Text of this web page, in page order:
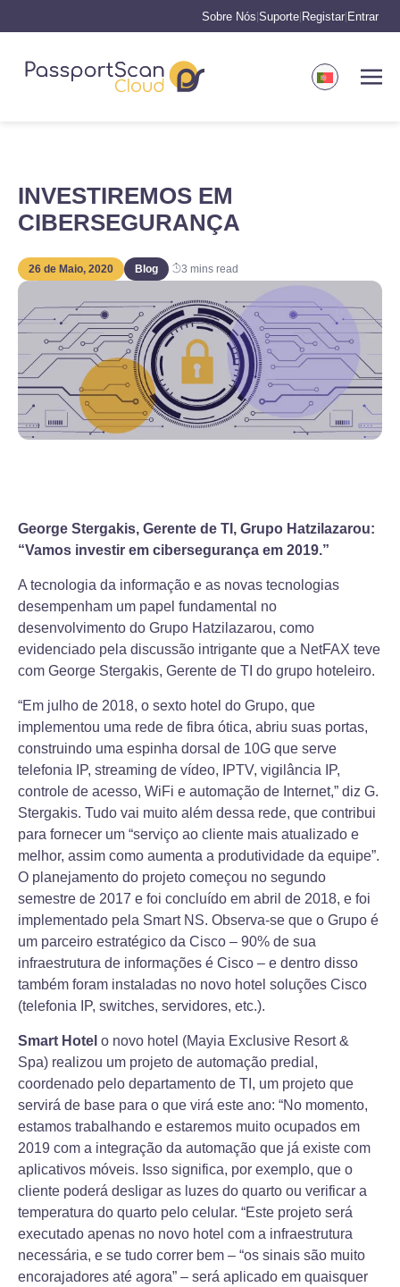
Sobre Nós Suporte Registar Entrar
INVESTIREMOS EM
CIBERSEGURANÇA
26 de Maio, 2020 Blog 3 mins read
George Stergakis, Gerente de TI, Grupo Hatzilazarou:
“Vamos investir em cibersegurança em 2019.”
A tecnologia da informação e as novas tecnologias
desempenham um papel fundamental no
desenvolvimento do Grupo Hatzilazarou, como
evidenciado pela discussão intrigante que a NetFAX teve
com George Stergakis, Gerente de TI do grupo hoteleiro.
“Em julho de 2018, o sexto hotel do Grupo, que
implementou uma rede de fibra ótica, abriu suas portas,
construindo uma espinha dorsal de 10G que serve
telefonia IP, streaming de vídeo, IPTV, vigilância IP,
controle de acesso, WiFi e automação de Internet,” diz G.
Stergakis. Tudo vai muito além dessa rede, que contribui
para fornecer um “serviço ao cliente mais atualizado e
melhor, assim como aumenta a produtividade da equipe”.
O planejamento do projeto começou no segundo
semestre de 2017 e foi concluído em abril de 2018, e foi
implementado pela Smart NS. Observa-se que o Grupo é
um parceiro estratégico da Cisco – 90% de sua
infraestrutura de informações é Cisco – e dentro disso
também foram instaladas no novo hotel soluções Cisco
(telefonia IP, switches, servidores, etc.).
Smart Hotel o novo hotel (Mayia Exclusive Resort &
Spa) realizou um projeto de automação predial,
coordenado pelo departamento de TI, um projeto que
servirá de base para o que virá este ano: “No momento,
estamos trabalhando e estaremos muito ocupados em
2019 com a integração da automação que já existe com
aplicativos móveis. Isso significa, por exemplo, que o
cliente poderá desligar as luzes do quarto ou verificar a
temperatura do quarto pelo celular. “Este projeto será
executado apenas no novo hotel com a infraestrutura
necessária, e se tudo correr bem – “os sinais são muito
encorajadores até agora” – será aplicado em quaisquer